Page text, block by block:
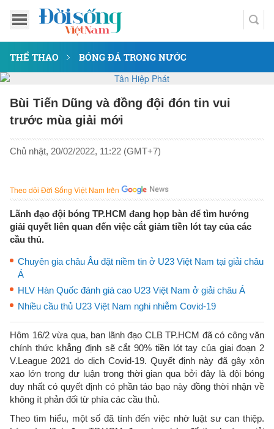
THỂ THAO BÓNG ĐÁ TRONG NƯỚC
Bùi Tiến Dũng và đồng đội đón tin vui
trước mùa giải mới
Chủ nhật, 20/02/2022, 11:22 (GMT+7)
Theo dõi Đời Sống Việt Nam trên
Lãnh đạo đội bóng TP.HCM đang họp bàn để tìm hướng
giải quyết liên quan đến việc cắt giảm tiền lót tay của các
cầu thủ.
Chuyên gia châu Âu đặt niềm tin ở U23 Việt Nam tại giải châu
Á
HLV Hàn Quốc đánh giá cao U23 Việt Nam ở giải châu Á
Nhiều cầu thủ U23 Việt Nam nghi nhiễm Covid-19
Hôm 16/2 vừa qua, ban lãnh đạo CLB TP.HCM đã có công văn
chính thức khẳng định sẽ cắt 90% tiền lót tay của giai đoạn 2
V.League 2021 do dịch Covid-19. Quyết định này đã gây xôn
xao lớn trong dư luận trong thời gian qua bởi đây là đội bóng
duy nhất có quyết định có phần táo bạo này đồng thời nhận về
không ít phản đối từ phía các cầu thủ.
Theo tìm hiểu, một số đã tính đến việc nhờ luật sư can thiệp.